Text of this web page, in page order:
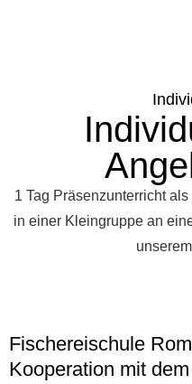
1 Tag Präsenzunterricht
in einer Kleingruppe an
Fischereischule
Kooperation mit